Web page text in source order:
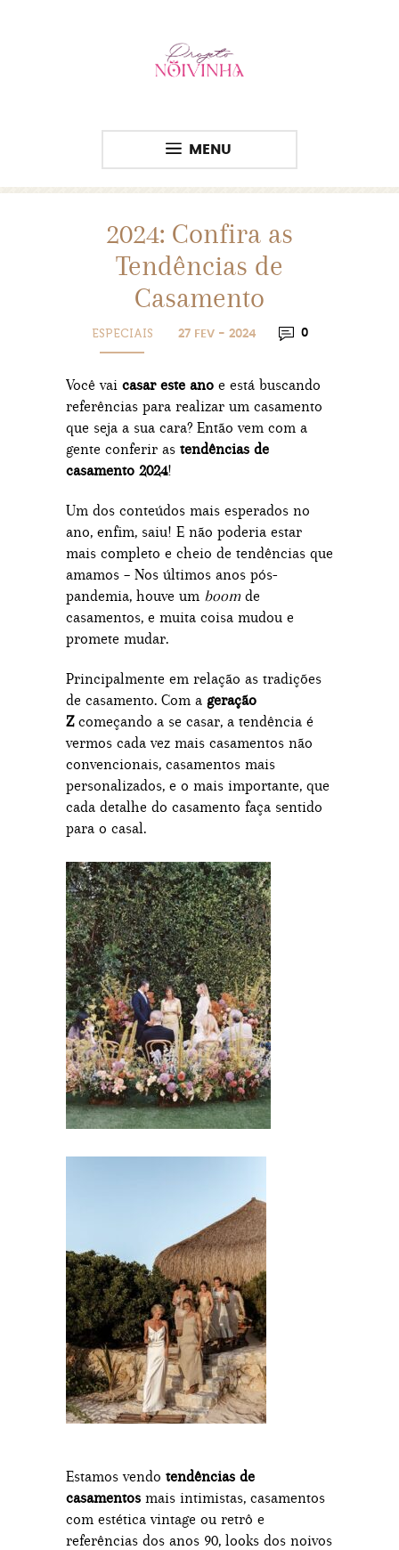
MENU
2024: Confira as
Tendências de
Casamento
ESPECIAIS 27 FEV - 2024 0
Você vai casar este ano e está buscando
referências para realizar um casamento
que seja a sua cara? Então vem com a
gente conferir as tendências de
casamento 2024!
Um dos conteúdos mais esperados no
ano, enfim, saiu! E não poderia estar
mais completo e cheio de tendências que
amamos – Nos últimos anos pós-
pandemia, houve um boom de
casamentos, e muita coisa mudou e
promete mudar.
Principalmente em relação as tradições
de casamento. Com a geração
Zcomeçando a se casar, a tendência é
vermos cada vez mais casamentos não
convencionais, casamentos mais
personalizados, e o mais importante, que
cada detalhe do casamento faça sentido
para o casal.
Estamos vendo tendências de
casamentos mais intimistas, casamentos
com estética vintage ou retrô e
referências dos anos 90, looks dos noivos